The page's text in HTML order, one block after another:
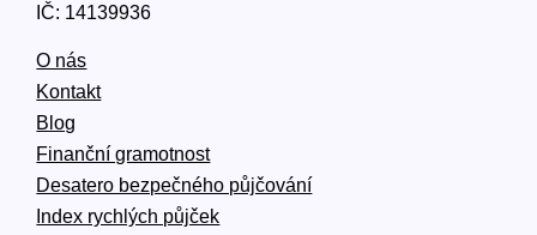
IČ: 14139936
O nás
Kontakt
Blog
Finanční gramotnost
Desatero bezpečného půjčování
Index rychlých půjček